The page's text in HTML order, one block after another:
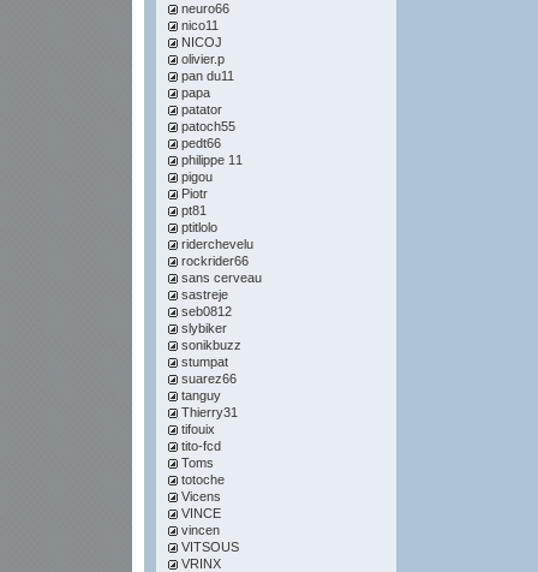
neuro66
nico11
NICOJ
olivier.p
pan du11
papa
patator
patoch55
pedt66
philippe 11
pigou
Piotr
pt81
ptitlolo
riderchevelu
rockrider66
sans cerveau
sastreje
seb0812
slybiker
sonikbuzz
stumpat
suarez66
tanguy
Thierry31
tifouix
tito-fcd
Toms
totoche
Vicens
VINCE
vincen
VITSOUS
VRINX